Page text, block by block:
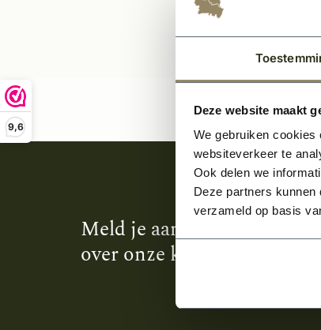
Deze website maakt
We gebruiken
websiteverkeer te
Ook delen we
Deze partners
verzameld op basis
9,6
Meld je aan en ontvang het
over onze kempische